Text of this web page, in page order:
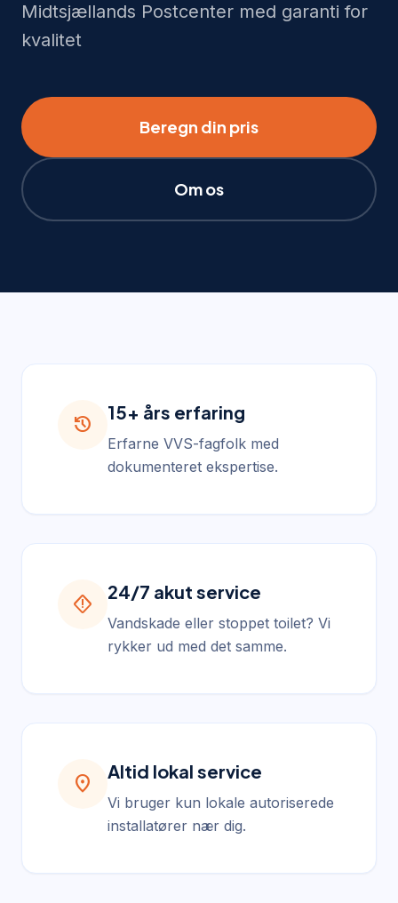
Midtsjællands Postcenter med garanti for
kvalitet
Beregn din pris
Om os
history
15+ års erfaring
Erfarne VVS-fagfolk med
dokumenteret ekspertise.
emergency_home
24/7 akut service
Vandskade eller stoppet toilet? Vi
rykker ud med det samme.
location_on
Altid lokal service
Vi bruger kun lokale autoriserede
installatører nær dig.